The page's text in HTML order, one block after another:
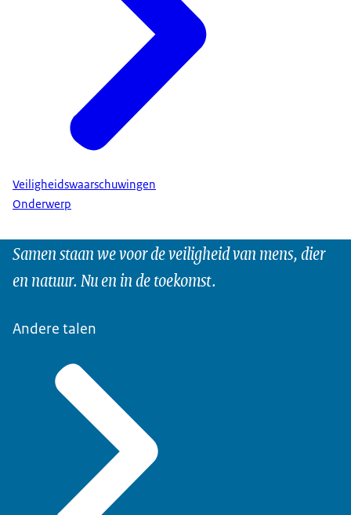
Veiligheidswaarschuwingen
Onderwerp
Samen staan we voor de veiligheid van mens, dier
en natuur. Nu en in de toekomst.
Andere talen